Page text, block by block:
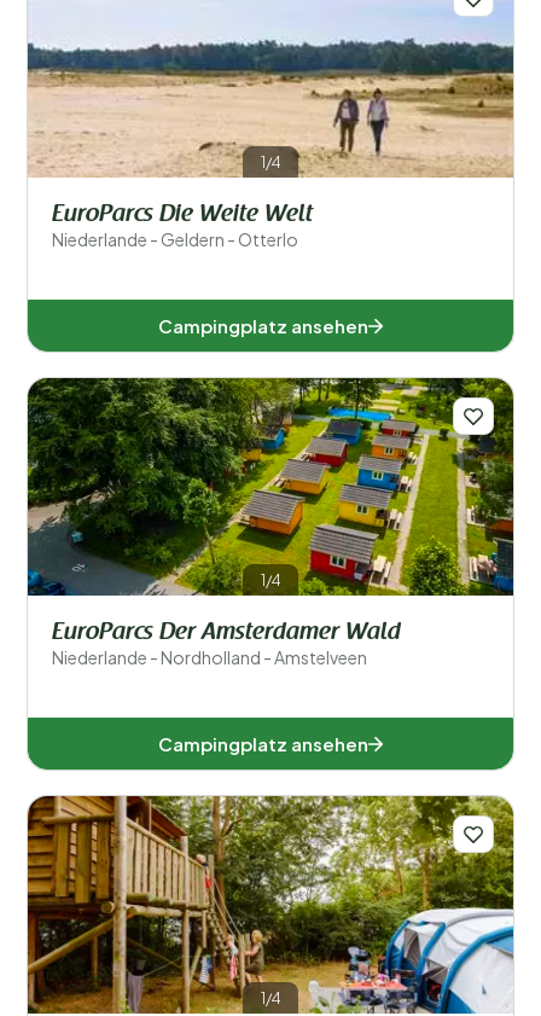
1/4
EuroParcs Die Weite Welt
Niederlande - Geldern - Otterlo
Campingplatz ansehen
1/4
EuroParcs Der Amsterdamer Wald
Niederlande - Nordholland - Amstelveen
Campingplatz ansehen
1/4